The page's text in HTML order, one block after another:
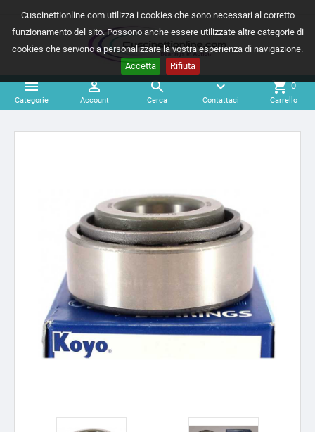
Cuscinettionline.com utilizza i cookies che sono necessari al corretto
funzionamento del sito. Possono anche essere utilizzate altre categorie di
cookies che servono a personalizzare la vostra esperienza di navigazione.
Accetta
Rifiuta

Categorie

Account

Cerca
expand_more
Contattaci
shopping_cart 0
Carrello